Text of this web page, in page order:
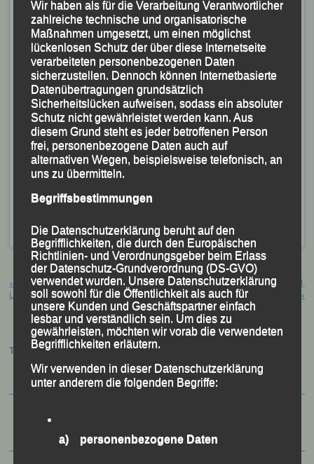
In der Damen-Gesamtwertung, die von Marcela
Vasisnova aus Tschechien gewonnen wurde,
erkämpfte sich Sabrina Prager nach 51:53,34 Minuten
einen nie erwarteten fünften Platz.
Archiv„Die Teilnahme an diesen Titelkämpfen war
wirklich ein weiteres sportliches Highlight“ bestätigten
beide bereits kurz nach dem sie die selektive WM-
Kufner ,Prager Sabrina,Werfenweng
Beitragsnavigation
←
Erfolgreicher Jahresabschluss der
LG-Ausdauerasse – 02.01.2025
10. Arnstorfer Crosslauf – Arnstorf,
→
Termine:
Wir haben als für die Verarbeitung Verantwortlicher
zahlreiche technische und organisatorische
Maßnahmen umgesetzt, um einen möglichst
lückenlosen Schutz der über diese Internetseite
verarbeiteten personenbezogenen Daten
sicherzustellen. Dennoch können Internetbasierte
Datenübertragungen grundsätzlich
Sicherheitslücken aufweisen, sodass ein absoluter
Schutz nicht gewährleistet werden kann. Aus
diesem Grund steht es jeder betroffenen Person
frei, personenbezogene Daten auch auf
alternativen Wegen, beispielsweise telefonisch, an
uns zu übermitteln.
Begriffsbestimmungen
Die Datenschutzerklärung beruht auf den
Begrifflichkeiten, die durch den Europäischen
Richtlinien- und Verordnungsgeber beim Erlass
der Datenschutz-Grundverordnung (DS-GVO)
verwendet wurden. Unsere Datenschutzerklärung
soll sowohl für die Öffentlichkeit als auch für
unsere Kunden und Geschäftspartner einfach
lesbar und verständlich sein. Um dies zu
gewährleisten, möchten wir vorab die verwendeten
Begrifflichkeiten erläutern.
Wir verwenden in dieser Datenschutzerklärung
unter anderem die folgenden Begriffe:
a) personenbezogene Daten